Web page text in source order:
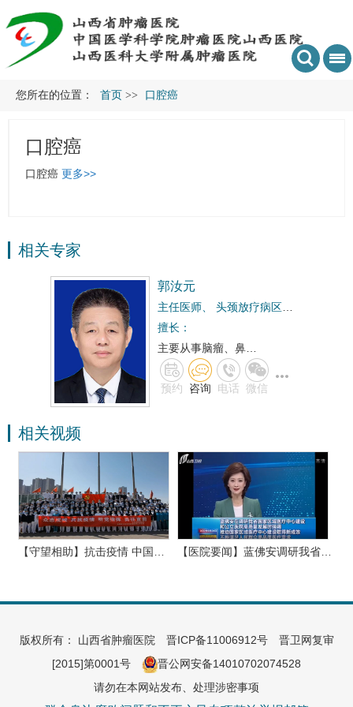
您所在的位置： 首页 >> 口腔癌
口腔癌
口腔癌 更多>>
相关专家
郭汝元
主任医师、
头颈放疗病区科主任
擅长：
主要从事脑瘤、鼻…
预约 咨询 电话 微信
相关视频
【守望相助】抗击疫情 中国…
【医院要闻】蓝佛安调研我省…
版权所有： 山西省肿瘤医院 晋ICP备11006912号晋卫网复审
[2015]第0001号
晋公网安备14010702074528
请勿在本网站发布、处理涉密事项